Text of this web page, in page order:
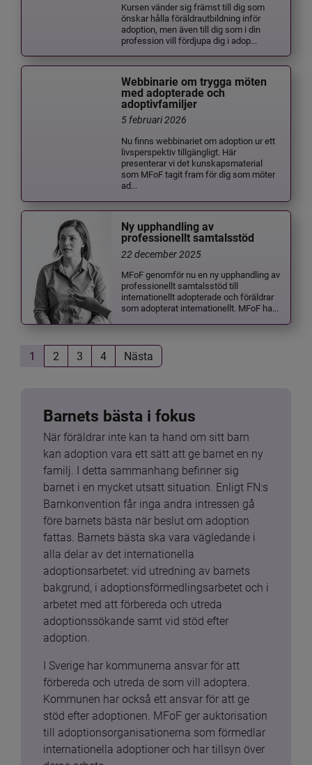
Kursen vänder sig främst till dig som
önskar hålla föräldrautbildning inför
adoption, men även till dig som i din
profession vill fördjupa dig i adop...
Webbinarie om trygga möten
med adopterade och
adoptivfamiljer
5 februari 2026
Nu finns webbinariet om adoption ur ett
livsperspektiv tillgängligt. Här
presenterar vi det kunskapsmaterial
som MFoF tagit fram för dig som möter
ad...
Ny upphandling av
professionellt samtalsstöd
22 december 2025
MFoF genomför nu en ny upphandling av
professionellt samtalsstöd till
internationellt adopterade och föräldrar
som adopterat internationellt. MFoF ha...
1 2 3 4 Nästa
Barnets bästa i fokus
När föräldrar inte kan ta hand om sitt barn
kan adoption vara ett sätt att ge barnet en ny
familj. I detta sammanhang befinner sig
barnet i en mycket utsatt situation. Enligt FN:s
Barnkonvention får inga andra intressen gå
före barnets bästa när beslut om adoption
fattas. Barnets bästa ska vara vägledande i
alla delar av det internationella
adoptionsarbetet: vid utredning av barnets
bakgrund, i adoptionsförmedlingsarbetet och i
arbetet med att förbereda och utreda
adoptionssökande samt vid stöd efter
adoption.
I Sverige har kommunerna ansvar för att
förbereda och utreda de som vill adoptera.
Kommunen har också ett ansvar för att ge
stöd efter adoptionen. MFoF ger auktorisation
till adoptionsorganisationerna som förmedlar
internationella adoptioner och har tillsyn över